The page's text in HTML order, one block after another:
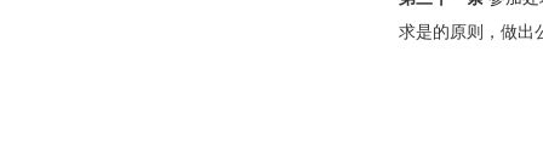
求是的原则，做出